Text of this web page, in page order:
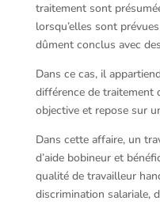
traitement sont
lorsqu’elles sont
dûment conclus avec
Dans ce cas, il
différence de traitement
objective et repose sur
Dans cette affaire, un
d’aide bobineur et
qualité de travailleur
discrimination salariale,